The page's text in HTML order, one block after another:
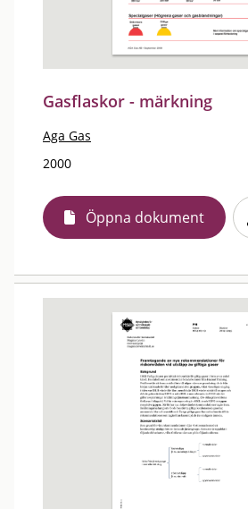
Gasflaskor - märkning
Aga Gas
2000
Öppna dokument